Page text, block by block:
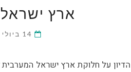
ארץ
14 ביולי 2017
הדיון על חלוקת ארץ ישראל המערבית